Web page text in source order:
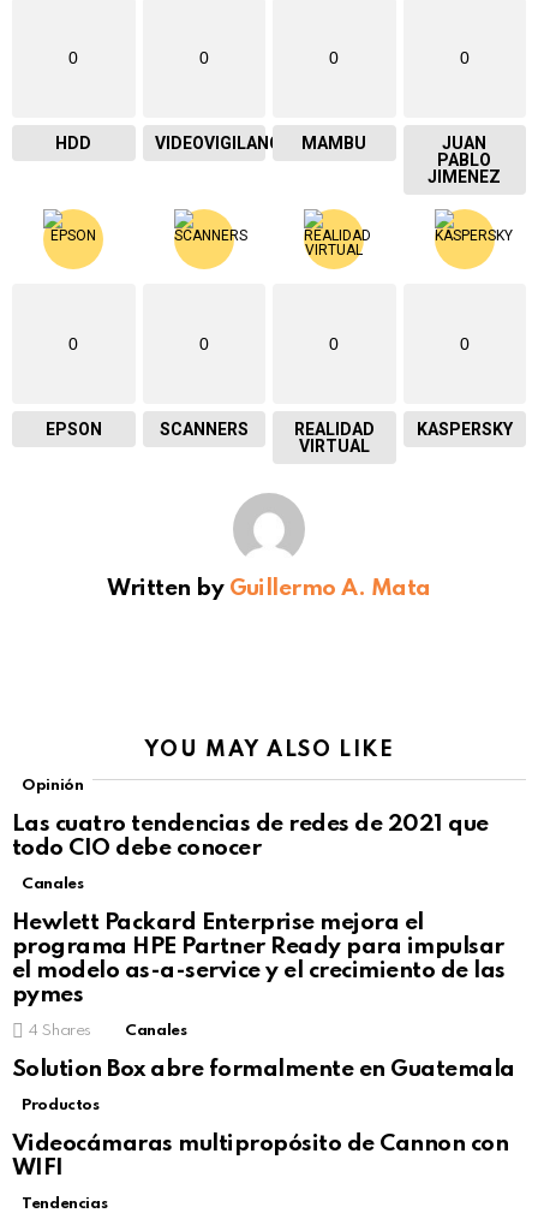
0
HDD
0
VIDEOVIGILANCIA
0
MAMBU
0
JUAN
PABLO
JIMENEZ
0
EPSON
0
SCANNERS
0
REALIDAD
VIRTUAL
0
KASPERSKY
Written by Guillermo A. Mata
YOU MAY ALSO LIKE
Opinión
Las cuatro tendencias de redes de 2021 que
todo CIO debe conocer
Canales
Hewlett Packard Enterprise mejora el
programa HPE Partner Ready para impulsar
el modelo as-a-service y el crecimiento de las
pymes
4 Shares Canales
Solution Box abre formalmente en Guatemala
Productos
Videocámaras multipropósito de Cannon con
WIFI
Tendencias